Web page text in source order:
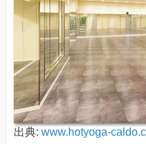
出典: www.hotyoga-